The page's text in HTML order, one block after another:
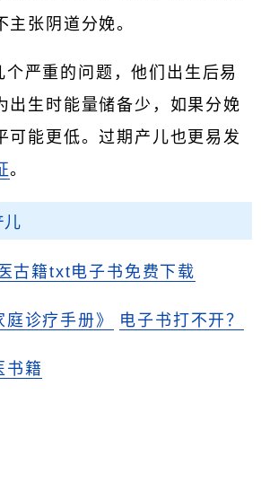
主张阴道分娩。
个严重的问题，他们出生后易
出生时能量储备少，如果分娩
可能更低。过期产儿也更易发
。
儿
古籍txt电子书免费下载
庭诊疗手册》 电子书打不开？
书籍